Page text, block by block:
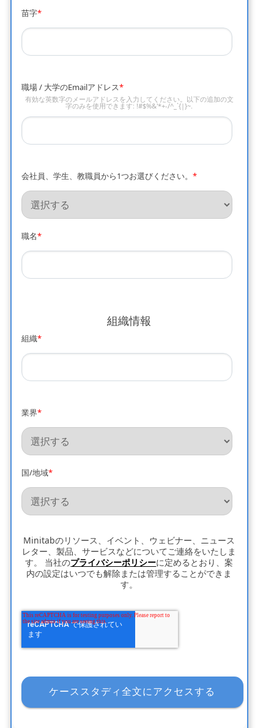
苗字*
職場 / 大学のEmailアドレス*
有効な英数字のメールアドレスを入力してください。以下の追加の文
字のみを使用できます: !#$%&'*+-/^_`{|}~.
会社員、学生、教職員から1つお選びください。 *
職名*
組織情報
組織*
業界*
国/地域*
Minitabのリソース、イベント、ウェビナー、ニュース
レター、製品、サービスなどについてご連絡をいたしま
す。 当社のプライバシーポリシーに定めるとおり、案
内の設定はいつでも解除または管理することができま
す。